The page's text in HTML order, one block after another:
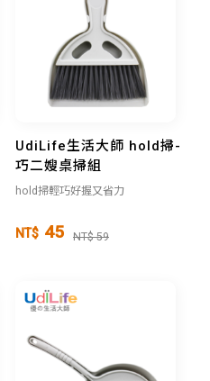
UdiLife生活大師 hold掃-
巧二嫂桌掃組
hold掃輕巧好握又省力
NT$ 45 NT$ 59